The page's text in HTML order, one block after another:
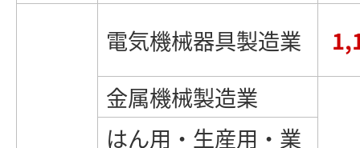
電気機械器具製造業
金属機械製造業
はん用・生産用・業